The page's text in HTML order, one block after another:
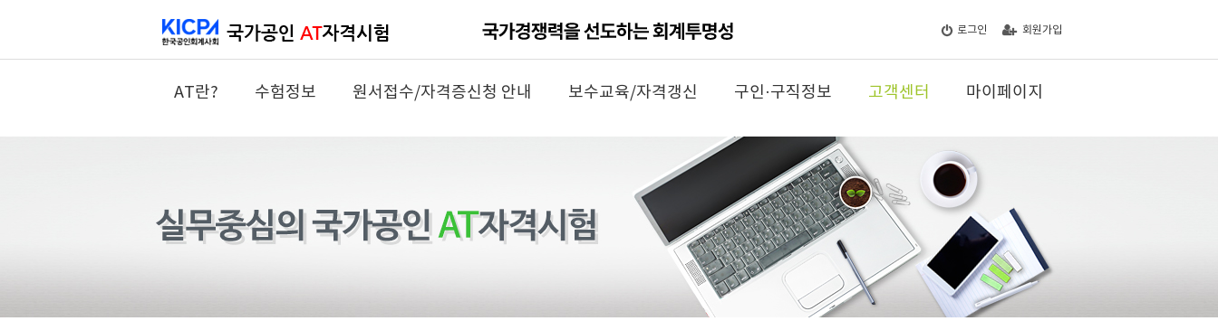
로그인 회원가입
AT란? 수험정보 원서접수/자격증신청 안내 보수교육/자격갱신 구인·구직정보 고객센터 마이페이지